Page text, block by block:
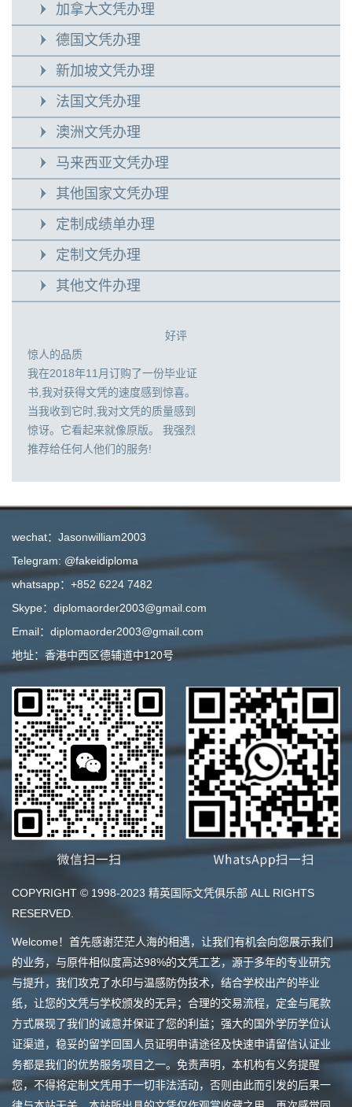
加拿大文凭办理
德国文凭办理
新加坡文凭办理
法国文凭办理
澳洲文凭办理
马来西亚文凭办理
其他国家文凭办理
定制成绩单办理
定制文凭办理
其他文件办理
好评
惊人的品质
我在2018年11月订购了一份毕业证
书,我对获得文凭的速度感到惊喜。
当我收到它时,我对文凭的质量感到
惊讶。它看起来就像原版。 我强烈
推荐给任何人他们的服务!
wechat：Jasonwilliam2003
Telegram: @fakeidiploma
whatsapp：+852 6224 7482
Skype：diplomaorder2003@gmail.com
Email：diplomaorder2003@gmail.com
地址：香港中西区德辅道中120号
COPYRIGHT © 1998-2023 精英国际文凭俱乐部 ALL RIGHTS
RESERVED.
Welcome！首先感谢茫茫人海的相遇，让我们有机会向您展示我们
的业务，与原件相似度高达98%的文凭工艺，源于多年的专业研究
与提升，我们攻克了水印与温感防伪技术，结合学校出产的毕业
纸，让您的文凭与学校颁发的无异；合理的交易流程，定金与尾款
方式展现了我们的诚意并保证了您的利益；强大的国外学历学位认
证渠道，稳妥的留学回国人员证明申请途径及快速申请留信认证业
务都是我们的优势服务项目之一。免责声明，本机构有义务提醒
您，不得将定制文凭用于一切非法活动，否则由此而引发的后果一